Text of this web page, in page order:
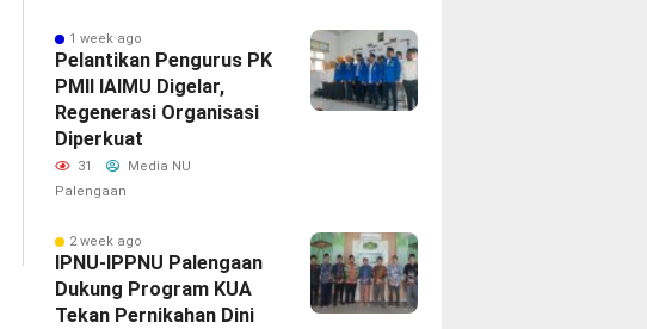
1 week ago
Pelantikan Pengurus PK
PMII IAIMU Digelar,
Regenerasi Organisasi
Diperkuat
31
Media NU
Palengaan
2 week ago
IPNU-IPPNU Palengaan
Dukung Program KUA
Tekan Pernikahan Dini